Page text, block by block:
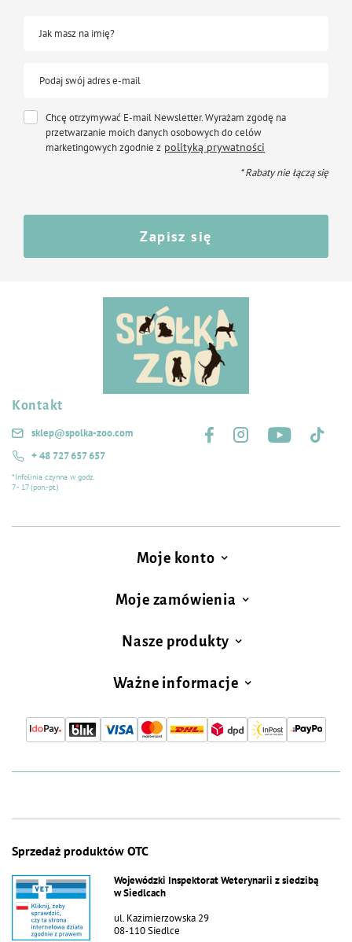
Jak masz na imię?
Podaj swój adres e-mail
Chcę otrzymywać E-mail Newsletter. Wyrażam zgodę na
przetwarzanie moich danych osobowych do celów
marketingowych zgodnie z polityką prywatności
* Rabaty nie łączą się
Zapisz się
Kontakt
sklep@spolka-zoo.com
+ 48 727 657 657
*Infolinia czynna w godz.
7 - 17 (pon.-pt.)
Moje konto
Moje zamówienia
Nasze produkty
Ważne informacje
Sprzedaż produktów OTC
Wojewódzki Inspektorat Weterynarii z siedzibą
w Siedlcach
ul. Kazimierzowska 29
08-110 Siedlce